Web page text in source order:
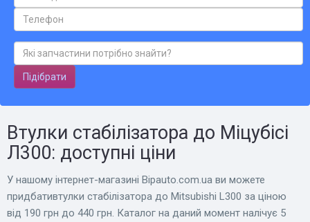
Підібрати
Втулки стабілізатора до Міцубісі
Л300: доступні ціни
У нашому інтернет-магазині Bіpauto.com.ua ви можете
придбативтулки стабілізатора до Mitsubishi L300 за ціною
від 190 грн до 440 грн. Каталог на даний момент налічує 5